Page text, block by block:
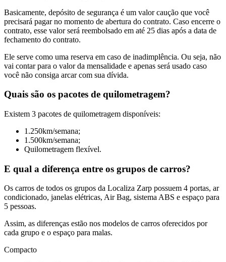
Basicamente, depósito de segurança é um valor caução que você
precisará pagar no momento de abertura do contrato. Caso encerre o
contrato, esse valor será reembolsado em até 25 dias após a data de
fechamento do contrato.
Ele serve como uma reserva em caso de inadimplência. Ou seja, não
vai contar para o valor da mensalidade e apenas será usado caso
você não consiga arcar com sua dívida.
Quais são os pacotes de quilometragem?
Existem 3 pacotes de quilometragem disponíveis:
1.250km/semana;
1.500km/semana;
Quilometragem flexível.
E qual a diferença entre os grupos de carros?
Os carros de todos os grupos da Localiza Zarp possuem 4 portas, ar
condicionado, janelas elétricas, Air Bag, sistema ABS e espaço para
5 pessoas.
Assim, as diferenças estão nos modelos de carros oferecidos por
cada grupo e o espaço para malas.
Compacto